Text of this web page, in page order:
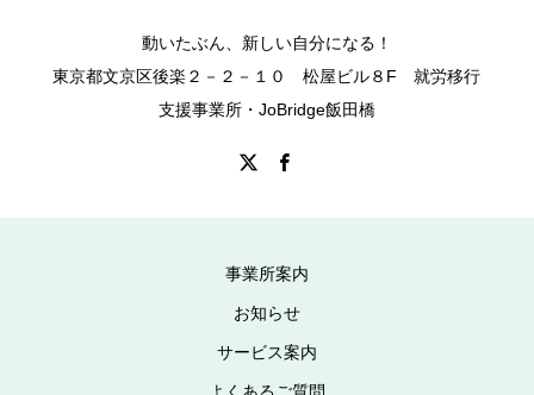
動いたぶん、新しい自分になる！
東京都文京区後楽２－２－１０ 松屋ビル８F 就労移行
支援事業所・JoBridge飯田橋
事業所案内
お知らせ
サービス案内